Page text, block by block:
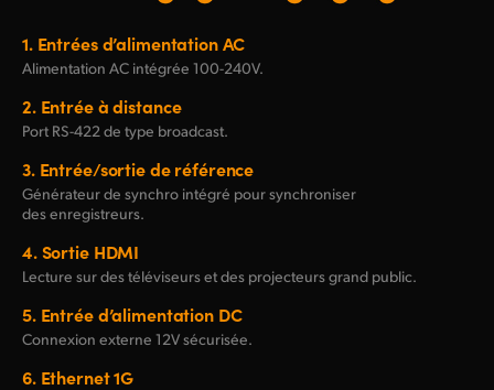
1.Entrées d’alimentation AC
Alimentation AC intégrée 100-240V.
2.Entrée à distance
Port RS-422 de type broadcast.
3.Entrée/sortie de référence
Générateur de synchro intégré pour synchroniser
des enregistreurs.
4.Sortie HDMI
Lecture sur des téléviseurs et des projecteurs grand public.
5.Entrée d’alimentation DC
Connexion externe 12V sécurisée.
6.Ethernet 1G